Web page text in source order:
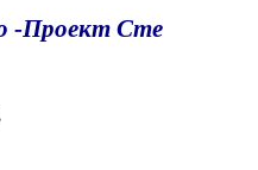
-Проект Сте